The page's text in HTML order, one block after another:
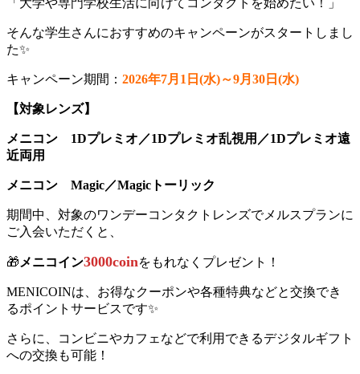
そんな学生さんにおすすめのキャンペーンがスタートしまし
た✨
キャンペーン期間： 2026年7月1日(水)～9月30日(水)
【対象レンズ】
メニコン 1Dプレミオ／1Dプレミオ乱視用／1Dプレミオ遠
近両用
メニコン Magic／Magicトーリック
期間中、対象のワンデーコンタクトレンズでメルスプランに
ご入会いただくと、
🎁 メニコイン3000coinをもれなくプレゼント！
MENICOINは、お得なクーポンや各種特典などと交換でき
るポイントサービスです✨
さらに、コンビニやカフェなどで利用できるデジタルギフト
への交換も可能！